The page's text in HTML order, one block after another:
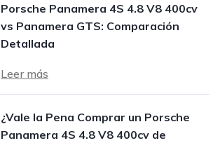
Porsche Panamera 4S 4.8 V8 400cv
vs Panamera GTS: Comparación
Detallada
Leer más
¿Vale la Pena Comprar un Porsche
Panamera 4S 4.8 V8 400cv de